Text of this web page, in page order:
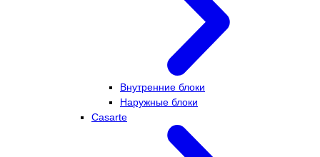
Внутренние блоки
Наружные блоки
Casarte